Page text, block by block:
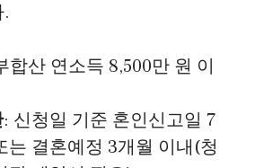
합산 연소득 8,500만 원 이
: 신청일 기준 혼인신고일 7
는 결혼예정 3개월 이내(청